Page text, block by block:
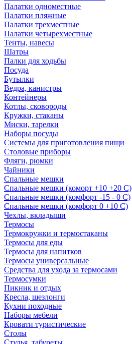
Палатки одноместные
Палатки пляжные
Палатки трехместные
Палатки четырехместные
Тенты, навесы
Шатры
Палки для ходьбы
Посуда
Бутылки
Ведра, канистры
Контейнеры
Котлы, сковороды
Кружки, стаканы
Миски, тарелки
Наборы посуды
Системы для приготовления пищи
Столовые приборы
Фляги, рюмки
Чайники
Спальные мешки
Спальные мешки (коморт +10 +20 С)
Спальные мешки (комфорт -15 - 0 С)
Спальные мешки (комфорт 0 +10 С)
Чехлы, вкладыши
Термосы
Термокружки и термостаканы
Термосы для еды
Термосы для напитков
Термосы универсальные
Средства для ухода за термосами
Термосумки
Пикник и отдых
Кресла, шезлонги
Кухни походные
Наборы мебели
Кровати туристические
Столы
Стулья, табуреты